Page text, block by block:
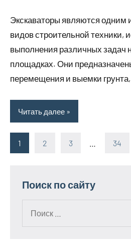
Экскаваторы являются одним
видов строительной техники,
выполнения различных задач
площадках. Они
перемещения и выемки
Читать далее
Пагинация
1 2 3 34
Поиск по сайту